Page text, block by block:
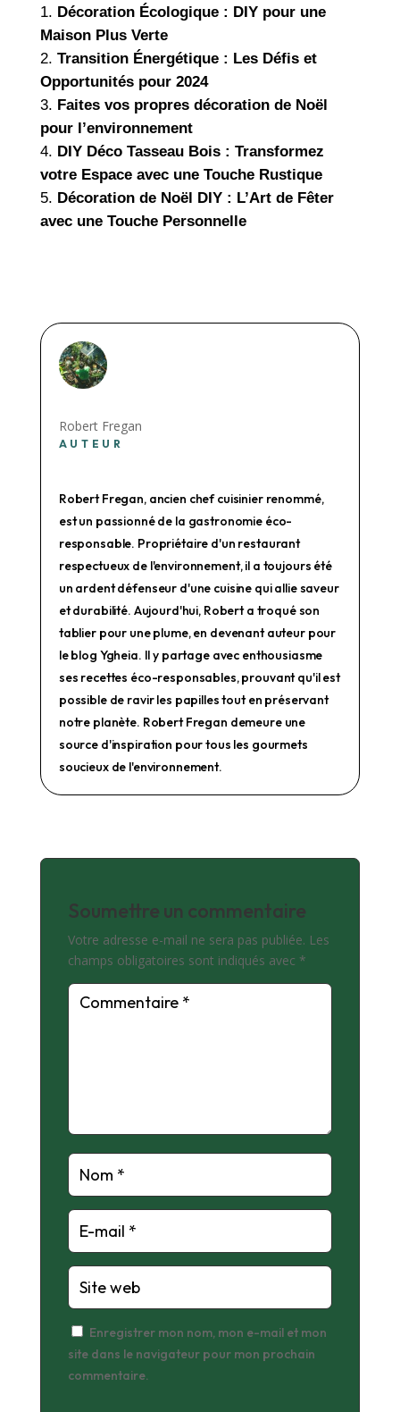
Décoration Écologique : DIY pour une
Maison Plus Verte
Transition Énergétique : Les Défis et
Opportunités pour 2024
Faites vos propres décoration de Noël
pour l’environnement
DIY Déco Tasseau Bois : Transformez
votre Espace avec une Touche Rustique
Décoration de Noël DIY : L’Art de Fêter
avec une Touche Personnelle
Robert Fregan
AUTEUR
Robert Fregan, ancien chef cuisinier renommé,
est un passionné de la gastronomie éco-
responsable. Propriétaire d'un restaurant
respectueux de l'environnement, il a toujours été
un ardent défenseur d'une cuisine qui allie saveur
et durabilité. Aujourd'hui, Robert a troqué son
tablier pour une plume, en devenant auteur pour
le blog Ygheia. Il y partage avec enthousiasme
ses recettes éco-responsables, prouvant qu'il est
possible de ravir les papilles tout en préservant
notre planète. Robert Fregan demeure une
source d'inspiration pour tous les gourmets
soucieux de l'environnement.
Soumettre un commentaire
Votre adresse e-mail ne sera pas publiée. Les
champs obligatoires sont indiqués avec *
Enregistrer mon nom, mon e-mail et mon
site dans le navigateur pour mon prochain
commentaire.